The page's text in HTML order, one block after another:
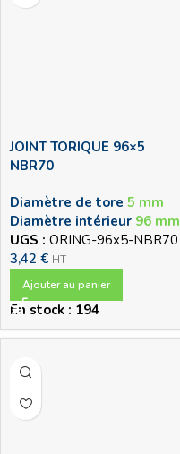
JOINT TORIQUE 96×5
NBR70
Diamètre de tore 5 mm
Diamètre intérieur 96 mm
UGS : ORING-96x5-NBR70
3,42 € HT
Ajouter au panier
En stock : 194